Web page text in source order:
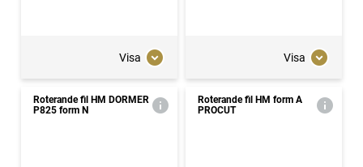
Visa Visa
Roterande fil HM DORMER
P825 form N
Roterande fil HM form A
PROCUT